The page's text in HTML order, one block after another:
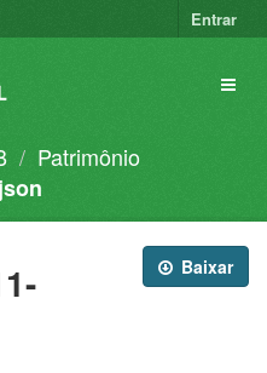
Entrar
Patrimônio
Baixar